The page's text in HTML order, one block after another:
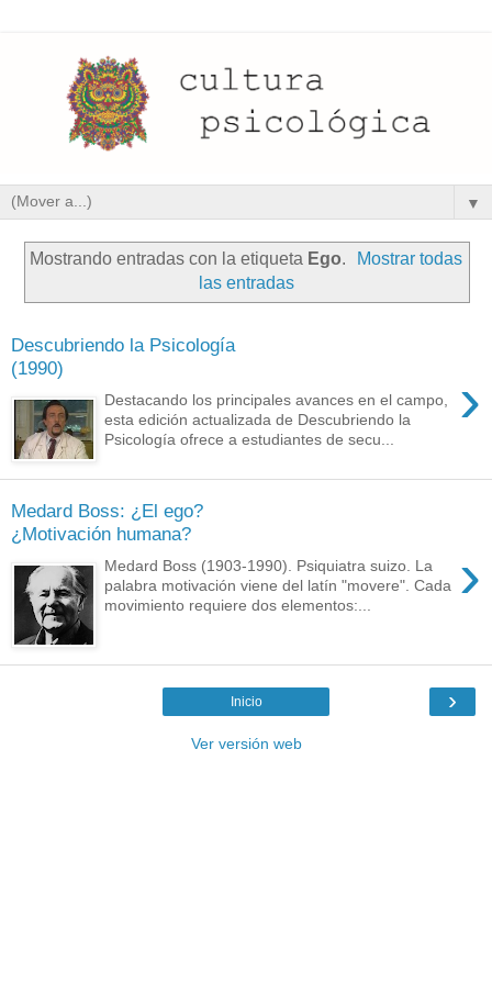
▼
Mostrando entradas con la etiqueta Ego.
Mostrar todas
las entradas
Descubriendo la Psicología
(1990)
›
Destacando los principales avances en el campo,
esta edición actualizada de Descubriendo la
Psicología ofrece a estudiantes de secu...
Medard Boss: ¿El ego?
¿Motivación humana?
›
Medard Boss (1903-1990). Psiquiatra suizo. La
palabra motivación viene del latín "movere". Cada
movimiento requiere dos elementos:...
›
Inicio
Ver versión web